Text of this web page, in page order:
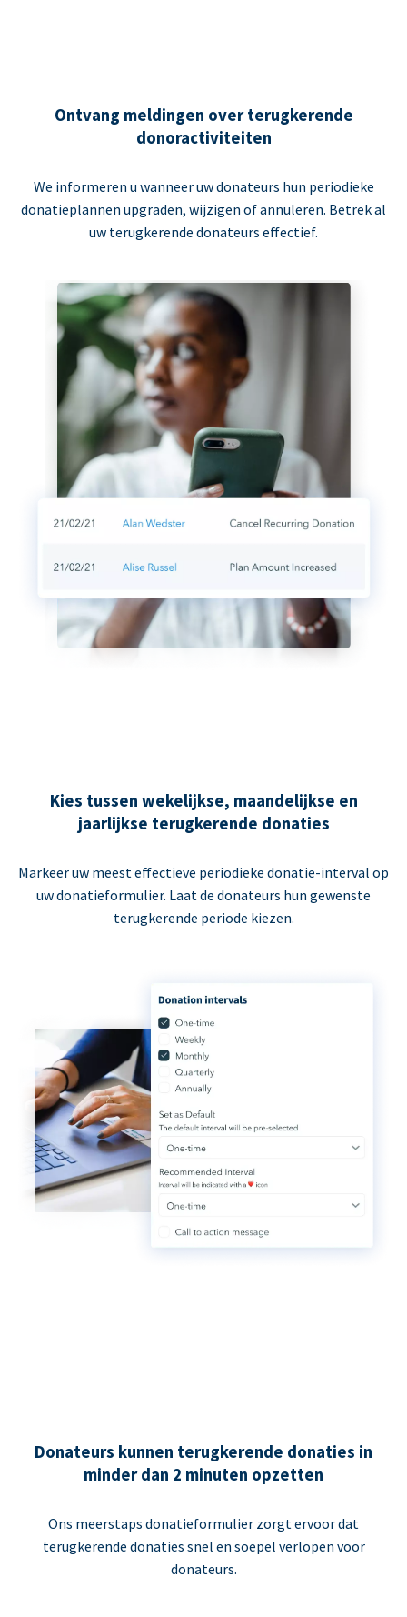
Ontvang meldingen over terugkerende
donoractiviteiten
We informeren u wanneer uw donateurs hun periodieke
donatieplannen upgraden, wijzigen of annuleren. Betrek al
uw terugkerende donateurs effectief.
Kies tussen wekelijkse, maandelijkse en
jaarlijkse terugkerende donaties
Markeer uw meest effectieve periodieke donatie-interval op
uw donatieformulier. Laat de donateurs hun gewenste
terugkerende periode kiezen.
Donateurs kunnen terugkerende donaties in
minder dan 2 minuten opzetten
Ons meerstaps donatieformulier zorgt ervoor dat
terugkerende donaties snel en soepel verlopen voor
donateurs.